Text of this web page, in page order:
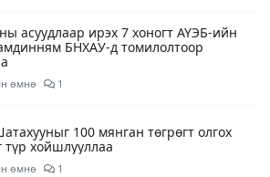
асуудлаар ирэх 7 хоногт АҮЭБ-ийн
БНХАУ-д томилолтоор
өмнө 1
100 мянган төгрөгт олгох
түр хойшлууллаа
өмнө 1